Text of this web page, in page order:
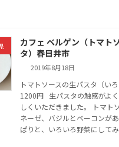
カフェ ベルゲン（トマト
タ）春日井市
2019年8月18日
トマトソースの生パスタ（い
1200円 生パスタの触感がよ
しくいただきました。 トマト
ネーゼ、バジルとベーコンが
ぱりと、いろいろ野菜にして